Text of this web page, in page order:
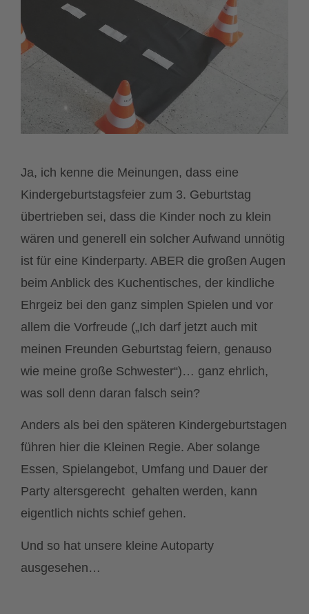
Ja, ich kenne die Meinungen, dass eine
Kindergeburtstagsfeier zum 3. Geburtstag
übertrieben sei, dass die Kinder noch zu klein
wären und generell ein solcher Aufwand unnötig
ist für eine Kinderparty. ABER die großen Augen
beim Anblick des Kuchentisches, der kindliche
Ehrgeiz bei den ganz simplen Spielen und vor
allem die Vorfreude („Ich darf jetzt auch mit
meinen Freunden Geburtstag feiern, genauso
wie meine große Schwester“)… ganz ehrlich,
was soll denn daran falsch sein?
Anders als bei den späteren Kindergeburtstagen
führen hier die Kleinen Regie. Aber solange
Essen, Spielangebot, Umfang und Dauer der
Party altersgerecht gehalten werden, kann
eigentlich nichts schief gehen.
Und so hat unsere kleine Autoparty
ausgesehen…